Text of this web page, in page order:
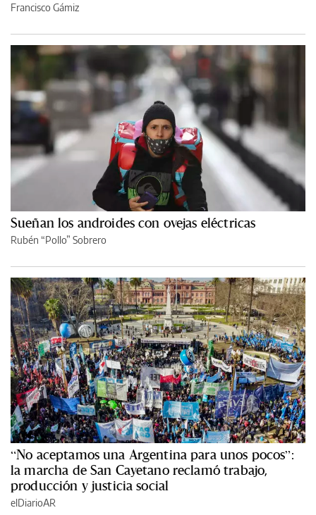
Francisco Gámiz
Sueñan los androides con ovejas eléctricas
Rubén “Pollo” Sobrero
“No aceptamos una Argentina para unos pocos”:
la marcha de San Cayetano reclamó trabajo,
producción y justicia social
elDiarioAR